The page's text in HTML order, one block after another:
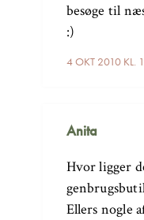
4 OKT 2010 KL.
besøge til
:)
Anita
Hvor ligger
Ellers nogle